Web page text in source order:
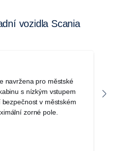
vozidla Scania
navržena pro městské
s nízkým vstupem
v městském
zorné pole.